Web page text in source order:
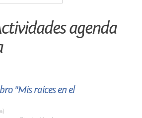
agenda
"Mis raíces en el